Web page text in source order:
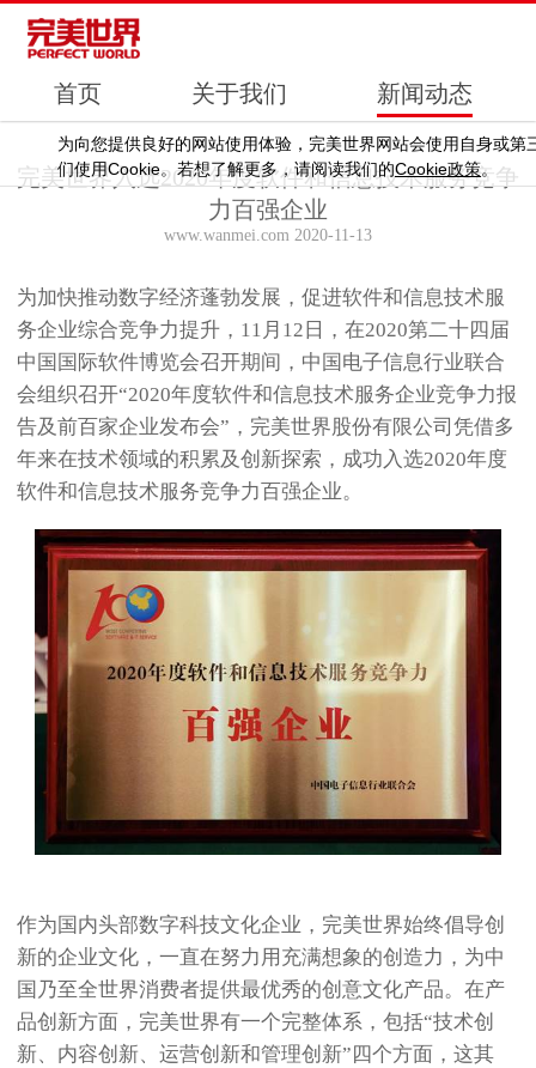
为向您提供良好的网站使用体验，完美世界网站会使用自身或第
们使用Cookie。若想了解更多，请阅读我们的Cookie政策。
首页 关于我们 新闻动态
完美世界入选2020年度软件和信息技术服务竞争
力百强企业
www.wanmei.com 2020-11-13
为加快推动数字经济蓬勃发展，促进软件和信息技术服
务企业综合竞争力提升，11月12日，在2020第二十四届
中国国际软件博览会召开期间，中国电子信息行业联合
会组织召开“2020年度软件和信息技术服务企业竞争力报
告及前百家企业发布会”，完美世界股份有限公司凭借多
年来在技术领域的积累及创新探索，成功入选2020年度
软件和信息技术服务竞争力百强企业。
作为国内头部数字科技文化企业，完美世界始终倡导创
新的企业文化，一直在努力用充满想象的创造力，为中
国乃至全世界消费者提供最优秀的创意文化产品。在产
品创新方面，完美世界有一个完整体系，包括“技术创
新、内容创新、运营创新和管理创新”四个方面，这其